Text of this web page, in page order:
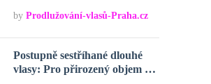
byProdlužování-vlasů-Praha.cz
Postupně sestříhané dlouhé
vlasy: Pro přirozený objem …